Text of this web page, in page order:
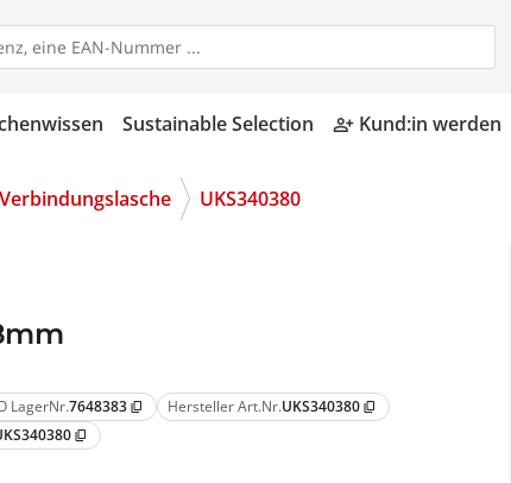
Sustainable Selection person_add_alt Kund:in werden
UKS340380
LagerNr.7648383 content_copy Hersteller Art.Nr.UKS340380 content_copy
content_copy